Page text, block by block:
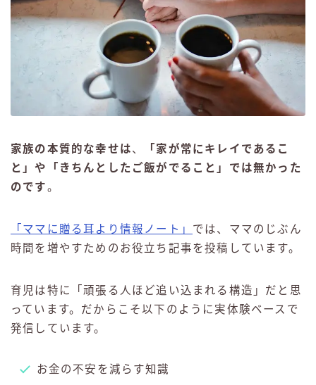
家族の本質的な幸せは、
「家が常にキレイであるこ
と」や「きちんとしたご飯がでること」では無かった
のです。
「ママに贈る耳より情報ノート」 では、ママのじぶん
時間を増やすためのお役立ち記事を投稿しています。
育児は特に「頑張る人ほど追い込まれる構造」だと思
っています。だからこそ以下のように実体験ベースで
発信しています。
お金の不安を減らす知識